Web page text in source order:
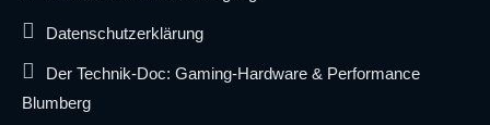
Datenschutzerklärung
Der Technik-Doc: Gaming-Hardware & Performance
Blumberg